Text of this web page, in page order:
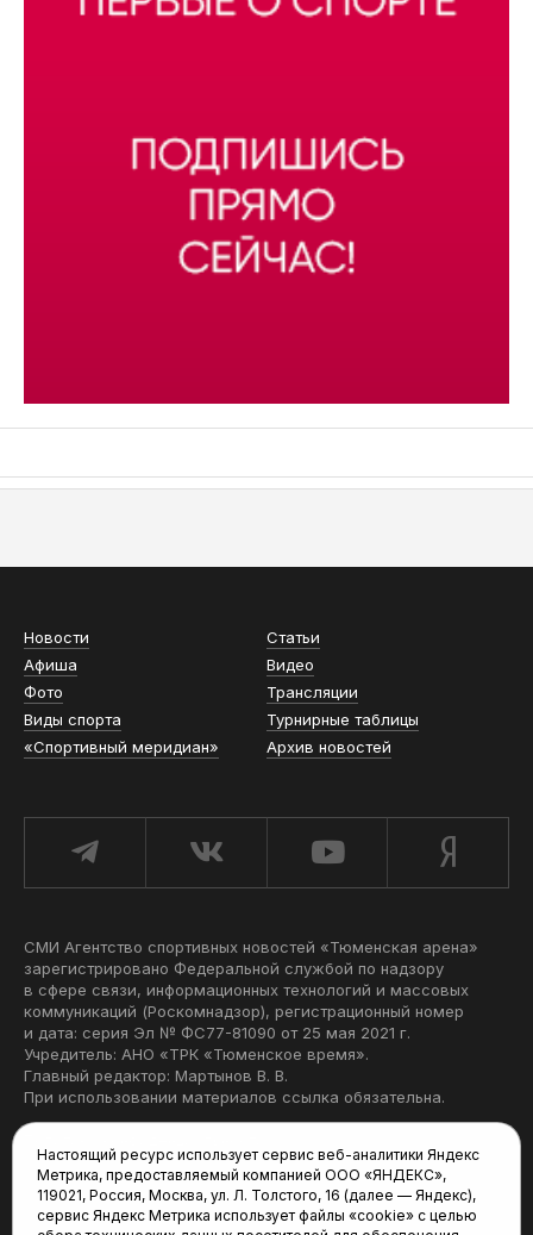
Новости
Статьи
Афиша
Видео
Фото
Трансляции
Виды спорта
Турнирные таблицы
«Спортивный меридиан»
Архив новостей
СМИ Агентство спортивных новостей «Тюменская арена»
зарегистрировано Федеральной службой по надзору
в сфере связи, информационных технологий и массовых
коммуникаций (Роскомнадзор), регистрационный номер
и дата: серия Эл № ФС77-81090 от 25 мая 2021 г.
Учредитель: АНО «ТРК «Тюменское время».
Главный редактор: Мартынов В. В.
При использовании материалов ссылка обязательна.
Редакция:
625035, Тюмень, пр. Геологоразведчиков, 28А
Настоящий ресурс использует сервис веб-аналитики Яндекс
Метрика, предоставляемый компанией ООО «ЯНДЕКС»,
119021, Россия, Москва, ул. Л. Толстого, 16 (далее — Яндекс),
сервис Яндекс Метрика использует файлы «cookie» с целью